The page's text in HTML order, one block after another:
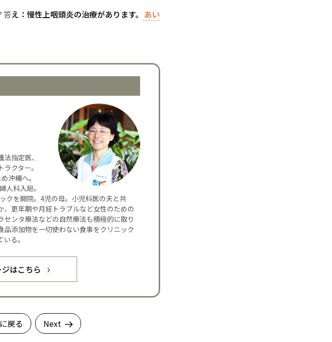
答え：慢性上咽頭炎の治療があります。 あい
指定医、
クター。
沖縄へ。
人科入局。
クを開院。4児の母。小児科医の夫と共
更年期や月経トラブルなど女性のための
ンタ療法などの自然療法も積極的に取り
添加物を一切使わない食事をクリニック
る。
はこちら
戻る Next